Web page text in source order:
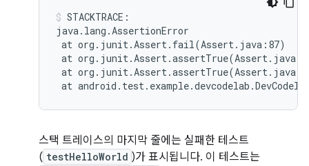
STACKTRACE:
at org.junit.Assert.fail(Assert.java:87)
at org.junit.Assert.assertTrue(
at org.junit.Assert.assertTrue(
at
스택 트레이스의 마지막 줄에는 실패한 테스트
( testHelloWorld )가 표시됩니다. 이 테스트는